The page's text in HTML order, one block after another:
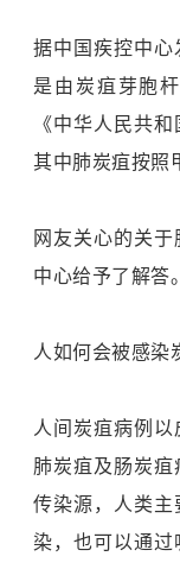
据中国疾控中
是由炭疽芽胞
《中华人民共
其中肺炭疽按照
网友关心的关
中心给予了解答。
人如何会被感染
人间炭疽病例以
肺炭疽及肠炭
传染源，人类
染，也可以通